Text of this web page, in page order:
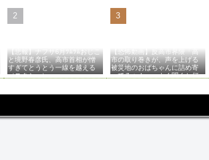
【悲報】ナフサ6月ﾂﾑﾂﾑおじこ
と境野春彦氏、高市首相が憎
すぎてとうとう一線を越える
（スクショ）
【恐怖動画】反高市界隈「高
市の取り巻きが、声を上げる
被災地のおばちゃんに詰め寄
ってるぅ！」→よく聞くと何